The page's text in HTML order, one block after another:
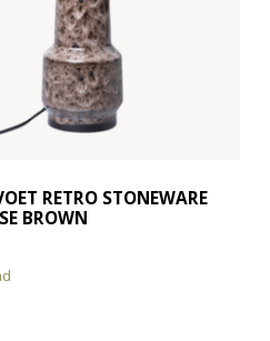
RETRO STONEWARE
BROWN